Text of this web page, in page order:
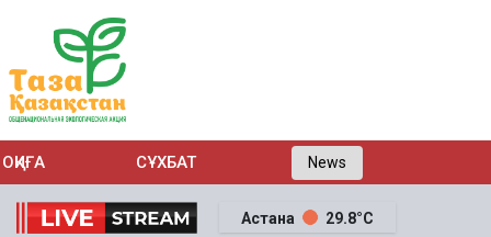
ОҚИҒА СҰХБАТ News
Астана 29.8°C